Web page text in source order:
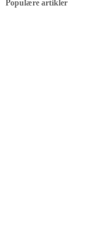
Populære artikler